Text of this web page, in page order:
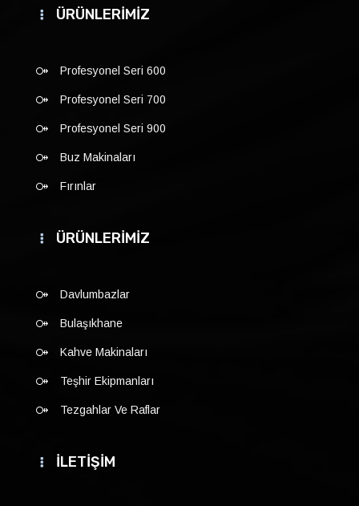
ÜRÜNLERİMİZ
Profesyonel Seri 600
Profesyonel Seri 700
Profesyonel Seri 900
Buz Makinaları
Fırınlar
ÜRÜNLERİMİZ
Davlumbazlar
Bulaşıkhane
Kahve Makinaları
Teşhir Ekipmanları
Tezgahlar Ve Raflar
İLETİŞİM